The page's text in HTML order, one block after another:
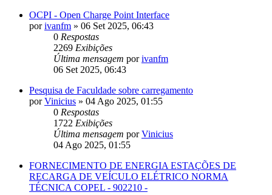
OCPI - Open Charge Point Interface
porivanfm » 06 Set 2025, 06:43
0 Respostas
2269 Exibições
Última mensagem porivanfm
06 Set 2025, 06:43
Pesquisa de Faculdade sobre carregamento
porVinicius » 04 Ago 2025, 01:55
0 Respostas
1722 Exibições
Última mensagem porVinicius
04 Ago 2025, 01:55
FORNECIMENTO DE ENERGIA ESTAÇÕES DE
RECARGA DE VEÍCULO ELÉTRICO NORMA
TÉCNICA COPEL - 902210 -